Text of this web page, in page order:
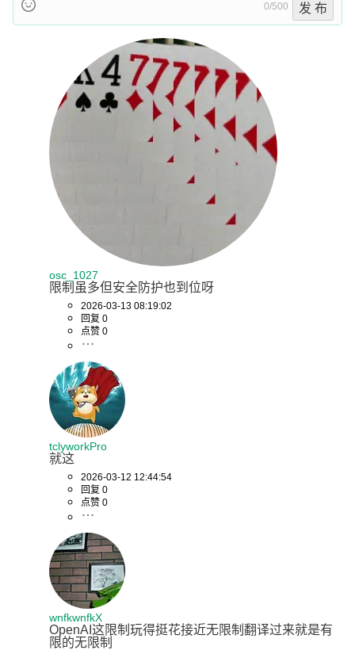
0/500 发 布
osc_1027
限制虽多但安全防护也到位呀
2026-03-13 08:19:02
回复 0
点赞 0
tclyworkPro
就这
2026-03-12 12:44:54
回复 0
点赞 0
wnfkwnfkX
OpenAI这限制玩得挺花接近无限制翻译过来就是有
限的无限制